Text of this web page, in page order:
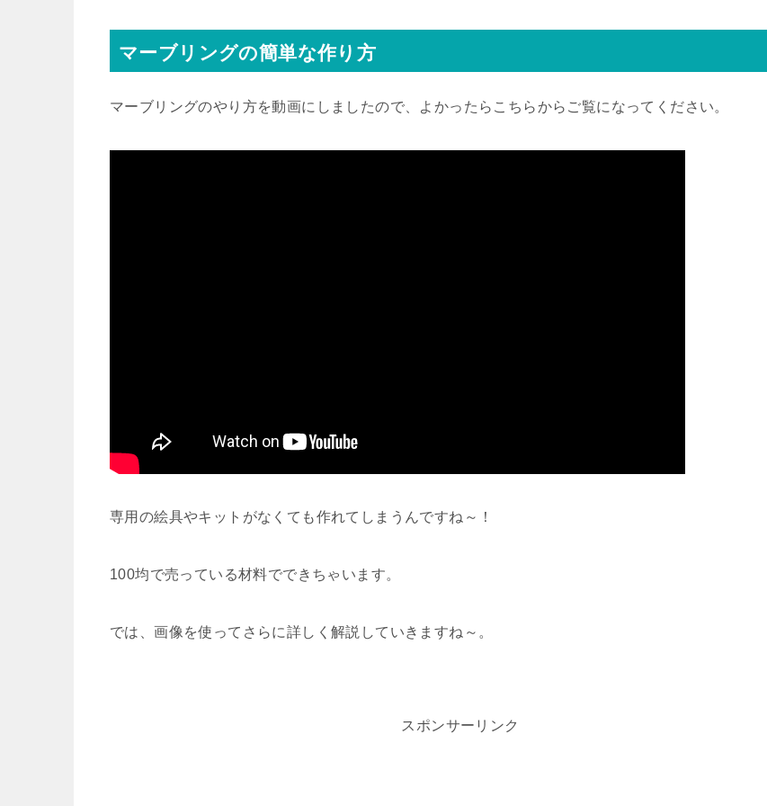
マーブリングの簡単な作り方
マーブリングのやり方を動画にしましたので、よかったらこちらからご覧になってください。
専用の絵具やキットがなくても作れてしまうんですね～！
100均で売っている材料でできちゃいます。
では、画像を使ってさらに詳しく解説していきますね～。
スポンサーリンク